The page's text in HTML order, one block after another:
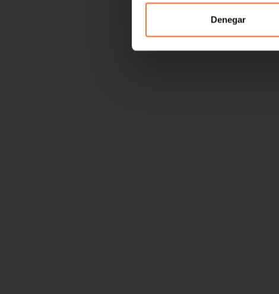
Denegar